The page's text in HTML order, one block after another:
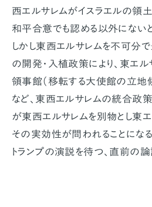
西エルサレムがイスラエルの領土
和平合意でも認める以外にないと
しかし東西エルサレムを不可分
の開発・入植政策により、東エ
領事館（移転する大使館の立地
など、東西エルサレムの統合政
が東西エルサレムを別物とし東
その実効性が問われることになる
トランプの演説を待つ、直前の